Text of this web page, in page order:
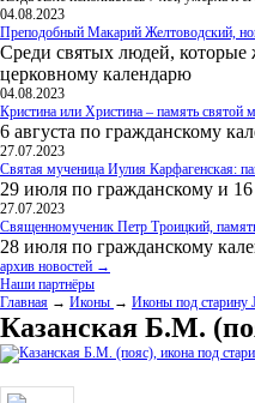
04.08.2023
Преподобный Макарий Желтоводский,
Среди святых людей, которые
церковному календарю
04.08.2023
Кристина или Христина – память святой
6 августа по гражданскому
27.07.2023
Святая мученица Иулия Карфагенская:
29 июля по гражданскому и
27.07.2023
Священномученик Петр Троицкий,
28 июля по гражданскому
архив новостей →
Наши партнёры
Главная → Иконы → Иконы под
Казанская Б.М.